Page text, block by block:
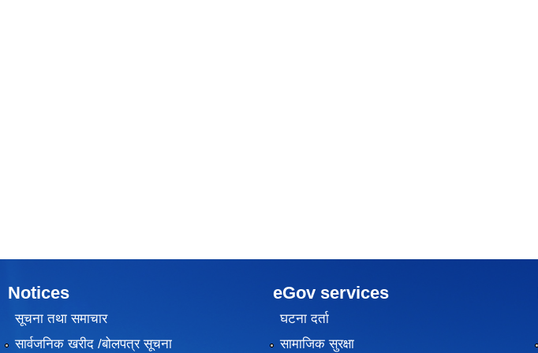
Notices
सूचना तथा समाचार
सार्वजनिक खरीद /बोलपत्र सूचना
eGov services
घटना दर्ता
सामाजिक सुरक्षा